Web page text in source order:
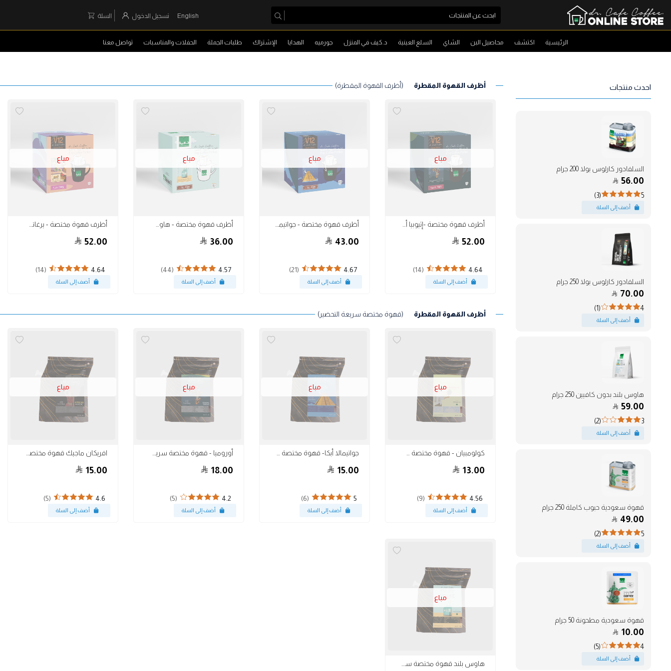
English تسجيل الدخول السلة
الرئيسية اكتشف محاصيل البن الشاي السلع العينية د.كيف في المنزل جورميه الهدايا الإشتراك طلبات الجملة الحفلات والمناسبات تواصل معنا
احدث منتجات
السلفادور كارلوس بولا 200 جرام
56.00
5
(3)
السلفادور كارلوس بولا 250 جرام
70.00
4
(1)
هاوس بلند بدون كافيين 250 جرام
59.00
3
(2)
قهوة سعودية حبوب كاملة 250 جرام
49.00
5
(2)
قهوة سعودية مطحونة 50 جرام
10.00
4
(5)
أظرف القهوة المقطرة (أظرف القهوة المقطرة)
52.00
4.64
(14)
مباع
43.00
4.67
(21)
مباع
36.00
4.57
(44)
مباع
52.00
4.64
(14)
مباع
أظرف القهوة المقطرة (قهوة مختصة سريعة التحضير)
13.00
4.56
(9)
مباع
15.00
5
(6)
مباع
18.00
4.2
(5)
مباع
15.00
4.6
(5)
مباع
مباع